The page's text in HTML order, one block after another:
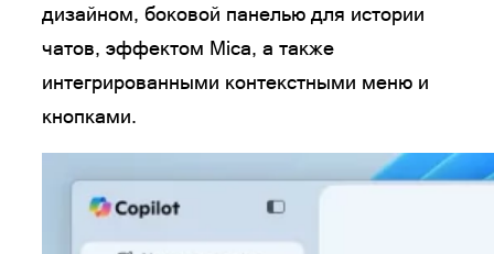
дизайном, боковой панелью для истории
чатов, эффектом Mica, а также
интегрированными контекстными меню и
кнопками.